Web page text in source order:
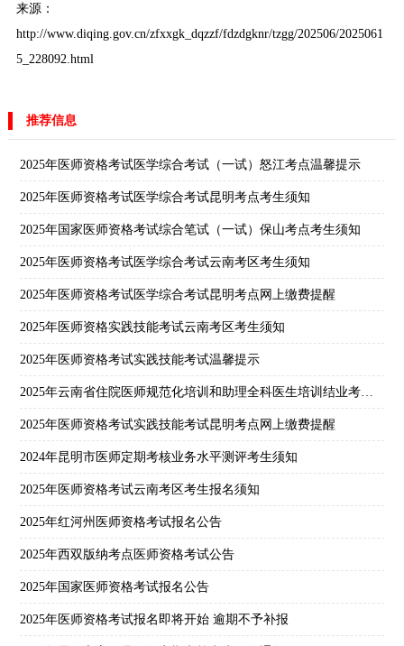
来源：
http://www.diqing.gov.cn/zfxxgk_dqzzf/fdzdgknr/tzgg/202506/2025061
5_228092.html
推荐信息
2025年医师资格考试医学综合考试（一试）怒江考点温馨提示
2025年医师资格考试医学综合考试昆明考点考生须知
2025年国家医师资格考试综合笔试（一试）保山考点考生须知
2025年医师资格考试医学综合考试云南考区考生须知
2025年医师资格考试医学综合考试昆明考点网上缴费提醒
2025年医师资格实践技能考试云南考区考生须知
2025年医师资格考试实践技能考试温馨提示
2025年云南省住院医师规范化培训和助理全科医生培训结业考核考生须知
2025年医师资格考试实践技能考试昆明考点网上缴费提醒
2024年昆明市医师定期考核业务水平测评考生须知
2025年医师资格考试云南考区考生报名须知
2025年红河州医师资格考试报名公告
2025年西双版纳考点医师资格考试公告
2025年国家医师资格考试报名公告
2025年医师资格考试报名即将开始 逾期不予补报